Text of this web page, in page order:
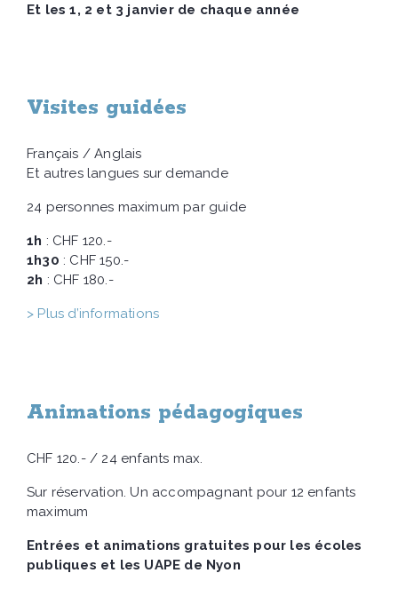
Et les 1, 2 et 3 janvier de chaque année
Visites guidées
Français / Anglais
Et autres langues sur demande
24 personnes maximum par guide
1h : CHF 120.-
1h30 : CHF 150.-
2h : CHF 180.-
> Plus d’informations
Animations pédagogiques
CHF 120.- / 24 enfants max.
Sur réservation. Un accompagnant pour 12 enfants
maximum
Entrées et animations gratuites pour les écoles
publiques et les UAPE de Nyon